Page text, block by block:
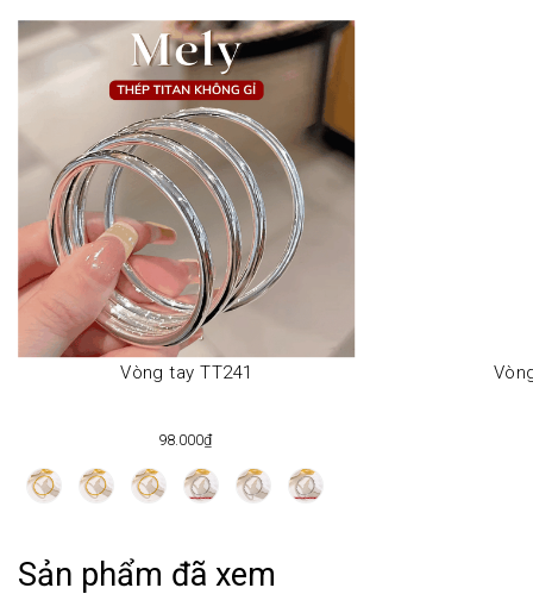
Vòng tay TT241
98.000₫
Sản phẩm đã xem